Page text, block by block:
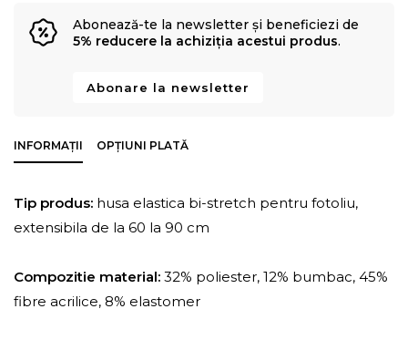
Abonează-te la newsletter și beneficiezi de
5% reducere la achiziția acestui produs.
Abonare la newsletter
INFORMAȚII OPȚIUNI PLATĂ
Tip produs: husa elastica bi-stretch pentru fotoliu,
extensibila de la 60 la 90 cm
Compozitie material: 32% poliester, 12% bumbac, 45%
fibre acrilice, 8% elastomer